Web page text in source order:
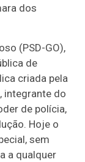
dos
(PSD-GO),
de
criada pela
integrante do
de polícia,
Hoje o
sem
a qualquer